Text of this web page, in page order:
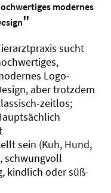
modernes
"
sucht
Logo-
aber trotzdem
zeitlos;
sein (Kuh, Hund,
schwungvoll
kindlich oder süß-